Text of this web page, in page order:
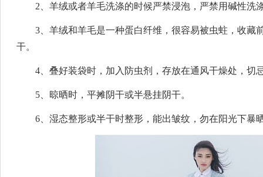
2、羊绒或者羊毛洗涤的时候严禁浸泡，严禁用碱性洗
3、羊绒和羊毛是一种蛋白纤维，很容易被虫蛀，收藏
干。
4、叠好装袋时，加入防虫剂，存放在通风干燥处，切
5、晾晒时，平摊阴干或半悬挂阴干。
6、湿态整形或半干时整形，能出皱纹，勿在阳光下暴